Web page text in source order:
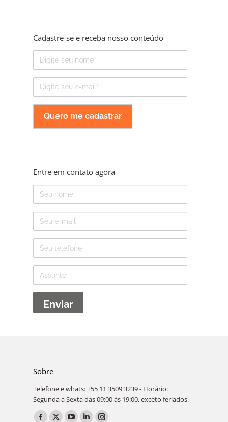
Cadastre-se e receba nosso conteúdo
Nome
mail
Entre em contato agora
Nome
mail
Telefone
Assunto
Sobre
Telefone e whats: +55 11 3509 3239 - Horário:
Segunda a Sexta das 09:00 às 19:00, exceto feriados.
Encontre-nos em: